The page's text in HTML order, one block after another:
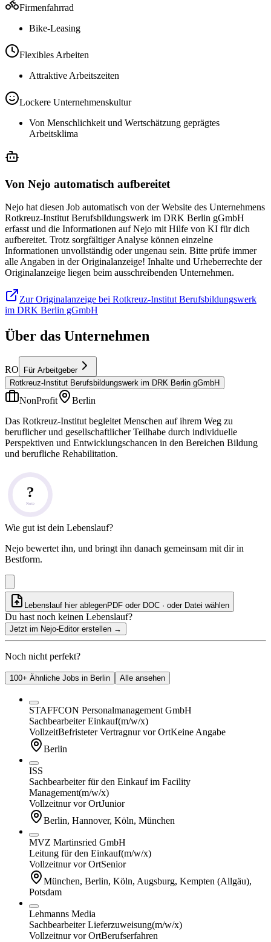
Firmenfahrrad
Bike-Leasing
Flexibles Arbeiten
Attraktive Arbeitszeiten
Lockere Unternehmenskultur
Von Menschlichkeit und Wertschätzung geprägtes
Arbeitsklima
Von Nejo automatisch aufbereitet
Nejo hat diesen Job automatisch von der Website des Unternehmens
Rotkreuz-Institut Berufsbildungswerk im DRK Berlin gGmbH
erfasst und die Informationen auf Nejo mit Hilfe von KI für dich
aufbereitet. Trotz sorgfältiger Analyse können einzelne
Informationen unvollständig oder ungenau sein. Bitte prüfe immer
alle Angaben in der Originalanzeige! Inhalte und Urheberrechte der
Originalanzeige liegen beim ausschreibenden Unternehmen.
Zur Originalanzeige bei Rotkreuz-Institut Berufsbildungswerk
im DRK Berlin gGmbH
Über das Unternehmen
RO
Für Arbeitgeber
Rotkreuz-Institut Berufsbildungswerk im DRK Berlin gGmbH
NonProfit
Berlin
Das Rotkreuz-Institut begleitet Menschen auf ihrem Weg zu
beruflicher und gesellschaftlicher Teilhabe durch individuelle
Perspektiven und Entwicklungschancen in den Bereichen Bildung
und berufliche Rehabilitation.
?
Note
Wie gut ist dein Lebenslauf?
Nejo bewertet ihn, und bringt ihn danach gemeinsam mit dir in
Bestform.
Lebenslauf hier ablegenPDF oder DOC · oder Datei wählen
Du hast noch keinen Lebenslauf?
Jetzt im Nejo-Editor erstellen →
Noch nicht perfekt?
100+ Ähnliche Jobs in Berlin Alle ansehen
STAFFCON Personalmanagement GmbH
Sachbearbeiter Einkauf(m/w/x)
VollzeitBefristeter Vertragnur vor OrtKeine Angabe
Berlin
ISS
Sachbearbeiter für den Einkauf im Facility
Management(m/w/x)
Vollzeitnur vor OrtJunior
Berlin, Hannover, Köln, München
MVZ Martinsried GmbH
Leitung für den Einkauf(m/w/x)
Vollzeitnur vor OrtSenior
München, Berlin, Köln, Augsburg, Kempten (Allgäu),
Potsdam
Lehmanns Media
Sachbearbeiter Lieferzuweisung(m/w/x)
Vollzeitnur vor OrtBerufserfahren